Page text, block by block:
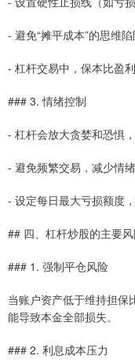
- 避免“摊平成本”的思维
- 杠杆交易中，保本比盈
### 3. 情绪控制
- 杠杆会放大贪婪和恐惧
- 避免频繁交易，减少情
- 设定每日最大亏损额度
## 四、杠杆炒股的主要
### 1. 强制平仓风险
当账户资产低于维持担保
能导致本金全部损失。
### 2. 利息成本压力